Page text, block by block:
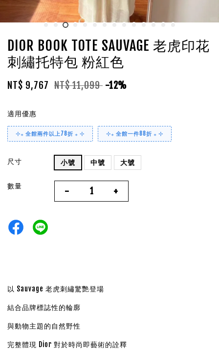
DIOR BOOK TOTE SAUVAGE 老虎印花
刺繡托特包 粉紅色
NT$ 9,767 NT$ 11,099 -12%
適用優惠
⊹₊ 全館兩件以上78折 ₊ ⊹ ⊹₊ 全館一件88折 ₊ ⊹
尺寸 小號 中號 大號
數量 - +
以 Sauvage 老虎刺繡驚艷登場
結合品牌標誌性的輪廓
與動物主題的自然野性
完整體現 Dior 對於時尚即藝術的詮釋